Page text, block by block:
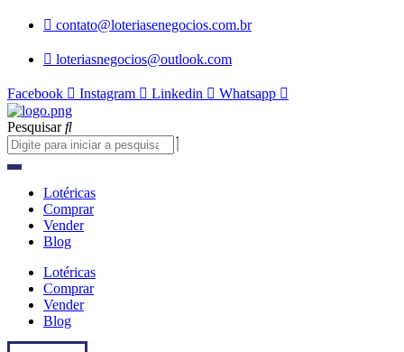
contato@loteriasenegocios.com.br
loteriasnegocios@outlook.com
Facebook Instagram Linkedin Whatsapp
Pesquisar
Lotéricas
Comprar
Vender
Blog
Lotéricas
Comprar
Vender
Blog